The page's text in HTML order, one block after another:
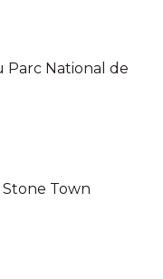
Parc National de
Town